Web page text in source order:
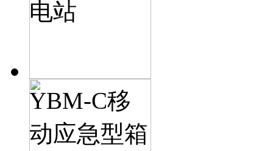
电站
YBM-C移
动应急型箱